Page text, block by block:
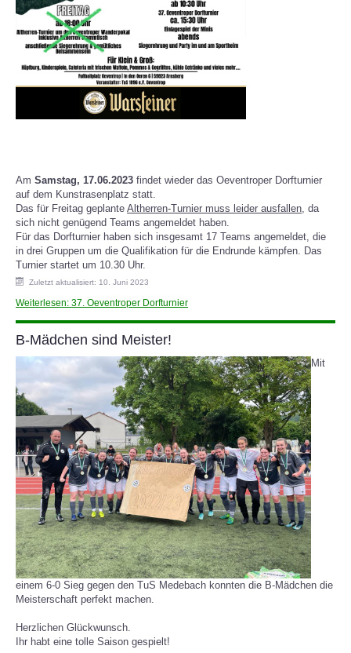
Am Samstag, 17.06.2023 findet wieder das Oeventroper Dorfturnier
auf dem Kunstrasenplatz statt.
Das für Freitag geplante Altherren-Turnier muss leider ausfallen, da
sich nicht genügend Teams angemeldet haben.
Für das Dorfturnier haben sich insgesamt 17 Teams angemeldet, die
in drei Gruppen um die Qualifikation für die Endrunde kämpfen. Das
Turnier startet um 10.30 Uhr.
Zuletzt aktualisiert: 10. Juni 2023
Weiterlesen: 37. Oeventroper Dorfturnier
B-Mädchen sind Meister!
Mit
einem 6-0 Sieg gegen den TuS Medebach konnten die B-Mädchen die
Meisterschaft perfekt machen.
Herzlichen Glückwunsch.
Ihr habt eine tolle Saison gespielt!